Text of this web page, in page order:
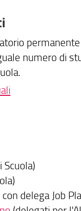
numero di
delega Job